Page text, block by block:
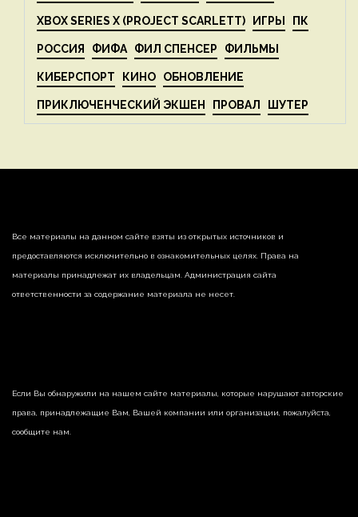
XBOX SERIES X (PROJECT SCARLETT) ИГРЫ ПК
РОССИЯ ФИФА ФИЛ СПЕНСЕР ФИЛЬМЫ
КИБЕРСПОРТ КИНО ОБНОВЛЕНИЕ
ПРИКЛЮЧЕНЧЕСКИЙ ЭКШЕН ПРОВАЛ ШУТЕР
Все материалы на данном сайте взяты из открытых источников и
предоставляются исключительно в ознакомительных целях. Права на
материалы принадлежат их владельцам. Администрация сайта
ответственности за содержание материала не несет.
Если Вы обнаружили на нашем сайте материалы, которые нарушают авторские
права, принадлежащие Вам, Вашей компании или организации, пожалуйста,
сообщите нам.